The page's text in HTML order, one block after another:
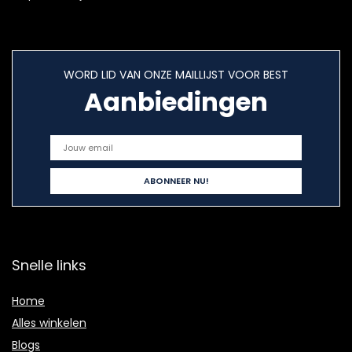
WORD LID VAN ONZE MAILLIJST VOOR BEST
Aanbiedingen
Snelle links
Home
Alles winkelen
Blogs